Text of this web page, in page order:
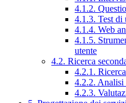
4.1.2.
4.1.3. Test di
4.1.4. Web
4.1.5.
utente
4.2. Ricerca
4.2.1.
4.2.2. Analisi
4.2.3.